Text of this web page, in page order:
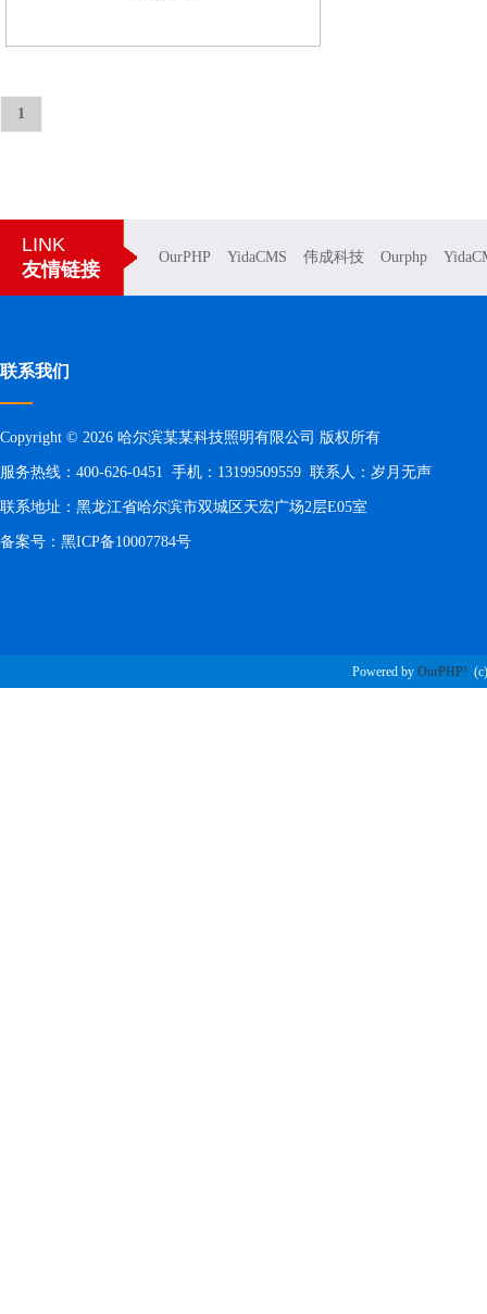
1
LINK
友情链接
OurPHP YidaCMS 伟成科技 Ourphp
联系我们
Copyright © 2026 哈尔滨某某科技照明有限公司 版权所有
服务热线：400-626-0451 手机：13199509559 联系人：岁月无声
联系地址：黑龙江省哈尔滨市双城区天宏广场2层E05室
备案号： 黑ICP备10007784号
Powered by OurPHP!